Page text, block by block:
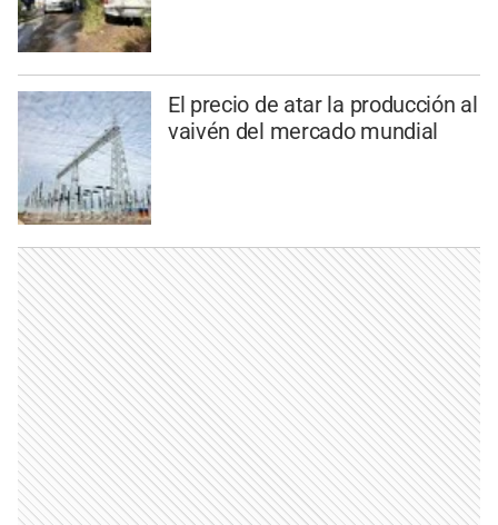
El precio de atar la producción al
vaivén del mercado mundial